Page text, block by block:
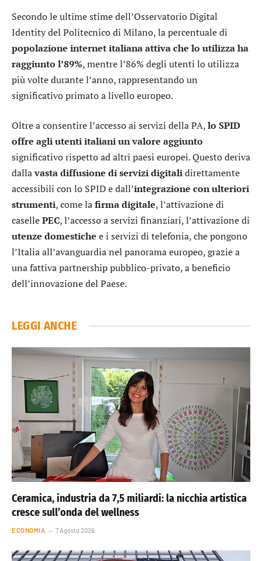
Secondo le ultime stime dell’Osservatorio Digital
Identity del Politecnico di Milano, la percentuale di
popolazione internet italiana attiva che lo utilizza ha
raggiunto l’89%, mentre l’86% degli utenti lo utilizza
più volte durante l’anno, rappresentando un
significativo primato a livello europeo.
Oltre a consentire l’accesso ai servizi della PA,lo SPID
offre agli utenti italiani un valore aggiunto
significativo rispetto ad altri paesi europei. Questo deriva
dallavasta diffusione di servizi digitalidirettamente
accessibili con lo SPID e dall’integrazione con ulteriori
strumenti, come lafirma digitale, l’attivazione di
casellePEC, l’accesso a servizi finanziari, l’attivazione di
utenze domestiche e i servizi di telefonia, che pongono
l’Italia all’avanguardia nel panorama europeo, grazie a
una fattiva partnership pubblico-privato, a beneficio
dell’innovazione del Paese.
LEGGI ANCHE
Ceramica, industria da 7,5 miliardi: la nicchia artistica
cresce sull’onda del wellness
ECONOMIA 7 Agosto 2026